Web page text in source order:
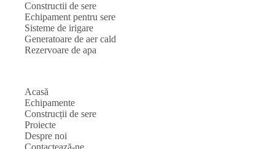
Constructii de sere
Echipament pentru sere
Sisteme de irigare
Generatoare de aer cald
Rezervoare de apa
Acasă
Echipamente
Construcții de sere
Proiecte
Despre noi
Contactează-ne